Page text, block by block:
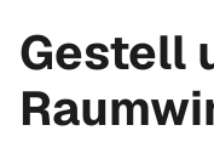
Gestell